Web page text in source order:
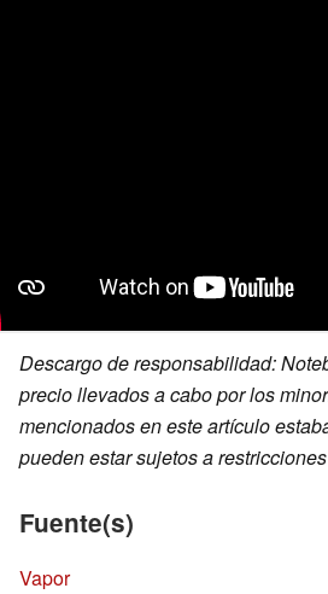
Descargo de responsabilidad:
precio llevados a cabo por los
mencionados en este artículo
pueden estar sujetos a
Fuente(s)
Vapor